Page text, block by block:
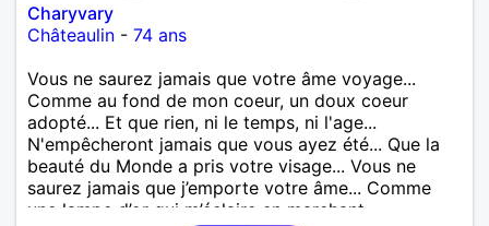
Charyvary
Châteaulin - 74 ans
Vous ne saurez jamais que votre âme voyage...
Comme au fond de mon coeur, un doux coeur
adopté... Et que rien, ni le temps, ni l'age...
N'empêcheront jamais que vous ayez été... Que la
beauté du Monde a pris votre visage... Vous ne
saurez jamais que j’emporte votre âme... Comme
une lampe d’or qui m’éclaire en marchant...